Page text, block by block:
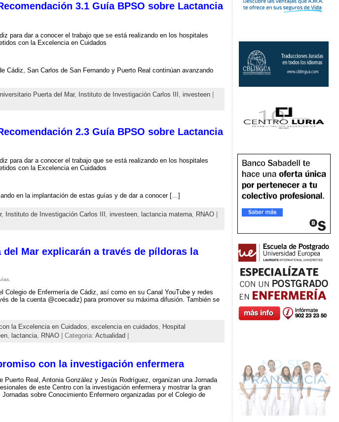
3.1 Guía BPSO sobre Lactancia
para dar a conocer el trabajo que se está realizando en los hospitales
con la Excelencia en Cuidados
Cádiz, San Carlos de San Fernando y Puerto Real continúan avanzando
Puerta del Mar, Instituto de Investigación Carlos III investeen|
2.3 Guía BPSO sobre Lactancia
para dar a conocer el trabajo que se está realizando en los hospitales
con la Excelencia en Cuidados
en la implantación de estas guías y de dar a conocer […]
, Instituto de Investigación Carlos III , investeen, lactancia materna, RNAO|
Mar explicarán a través de píldoras la
Colegio de Enfermería de Cádiz, así como en su Canal YouTube y redes
de la cuenta @coecadiz) para promover su máxima difusión. También se
la Excelencia en Cuidados excelencia en cuidados
Hospital
, lactancia, RNAO| Categoria: Actualidad|
con la investigación enfermera
Puerto Real, Antonia González y Jesús Rodríguez, organizan una Jornada
de este Centro con la investigación enfermera y mostrar la gran
sobre Conocimiento Enfermero organizadas por el Colegio de